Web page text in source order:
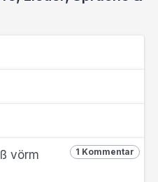
1 Kommentar
vörm